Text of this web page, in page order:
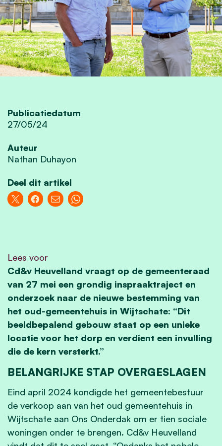
Publicatiedatum
27/05/24
Auteur
Nathan Duhayon
Deel dit artikel
Lees voor
Cd&v Heuvelland vraagt op de gemeenteraad
van 27 mei een grondig inspraaktraject en
onderzoek naar de nieuwe bestemming van
het oud-gemeentehuis in Wijtschate: “Dit
beeldbepalend gebouw staat op een unieke
locatie voor het dorp en verdient een invulling
die de kern versterkt.”
BELANGRIJKE STAP OVERGESLAGEN
Eind april 2024 kondigde het gemeentebestuur
de verkoop aan van het oud gemeentehuis in
Wijtschate aan Ons Onderdak om er tien sociale
woningen onder te brengen. Cd&v Heuvelland